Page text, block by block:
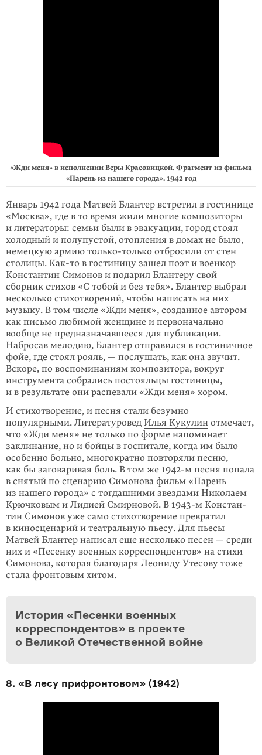
«Жди меня» в исполнении Веры Красовицкой. Фрагмент из фильма
«Парень из нашего города». 1942 год
Январь 1942 года Матвей Блантер встретил в гостинице
«Москва», где в то вре­мя жили многие композиторы
и литераторы: семьи были в эвакуации, город стоял
холодный и полупустой, отопления в домах не было,
немецкую армию только-только отбросили от стен
столицы. Как-то в гостиницу зашел поэт и военкор
Константин Симонов и пода­рил Блантеру свой
сборник стихов «С тобой и без тебя». Блантер выбрал
несколько стихотворений, чтобы напи­сать на них
музыку. В том числе «Жди меня», созданное автором
как письмо любимой женщине и первоначально
вообще не предназначав­шееся для публи­кации.
Набросав мелодию, Блантер отправился в гостиничное
фойе, где стоял рояль, — послушать, как она звучит.
Вскоре, по воспоминаниям компо­зитора, вокруг
инструмента собрались постояльцы гостиницы,
и в результате они распевали «Жди меня» хором.
И стихотворение, и песня стали безумно
популярными. Литературовед Илья Кукулин отмечает,
что «Жди меня» не только по форме напоминает
закли­нание, но и бой­цы в госпитале, когда им было
особенно больно, многократно повторяли песню,
как бы заговаривая боль. В том же 1942-м песня попала
в снятый по сценарию Симо­нова фильм «Парень
из нашего города» с тогдаш­ними звездами Николаем
Крючко­вым и Лидией Смирновой. В 1943-м Констан­
тин Симонов уже само стихотворение превратил
в киносценарий и театраль­ную пьесу. Для пьесы
Матвей Блантер написал еще несколько песен — среди
них и «Песенку военных корреспондентов» на стихи
Симо­нова, которая благо­даря Леониду Утесову тоже
стала фронтовым хитом.
История «Песенки военных
корреспондентов» в проекте
о Великой Отечественной войне
8. «В лесу прифронтовом» (1942)